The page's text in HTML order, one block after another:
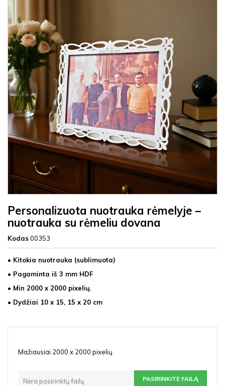
Personalizuota nuotrauka rėmelyje –
nuotrauka su rėmeliu dovana
Kodas00353
• Kitokia nuotrauka (sublimuota)
• Pagaminta iš 3 mm HDF
• Min 2000 x 2000 pixelių.
• Dydžiai 10 x 15, 15 x 20 cm
Mažiausiai 2000 x 2000 pixelių.
Nėra pasirinktų failų PASIRINKITE FAILĄ